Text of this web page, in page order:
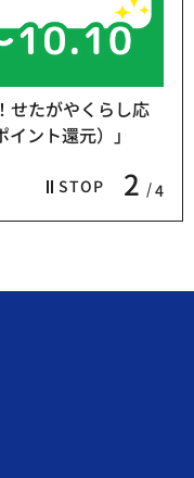
STOP 2 4
せたがやくらし応
ント還元）」